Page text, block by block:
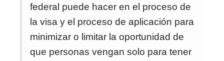
federal puede hacer en el proceso de
la visa y el proceso de aplicación para
minimizar o limitar la oportunidad de
que personas vengan solo para tener